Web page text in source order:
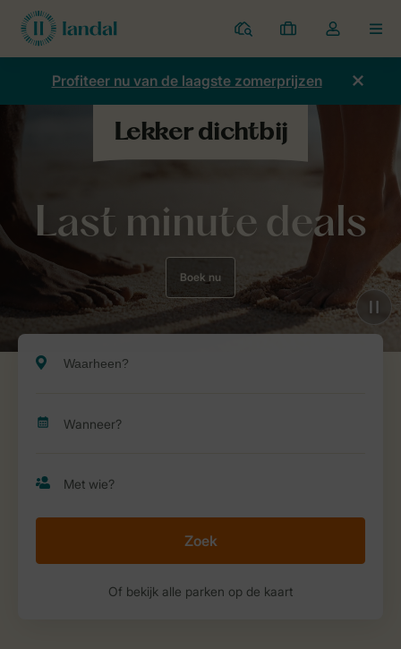
Parken
Mijn
boekingen
Open
de
dropdown
Profiteer nu van de laagste zomerprijzen
Last minute deals
Boek nu
Zoek
Of bekijk alle parken op de kaart